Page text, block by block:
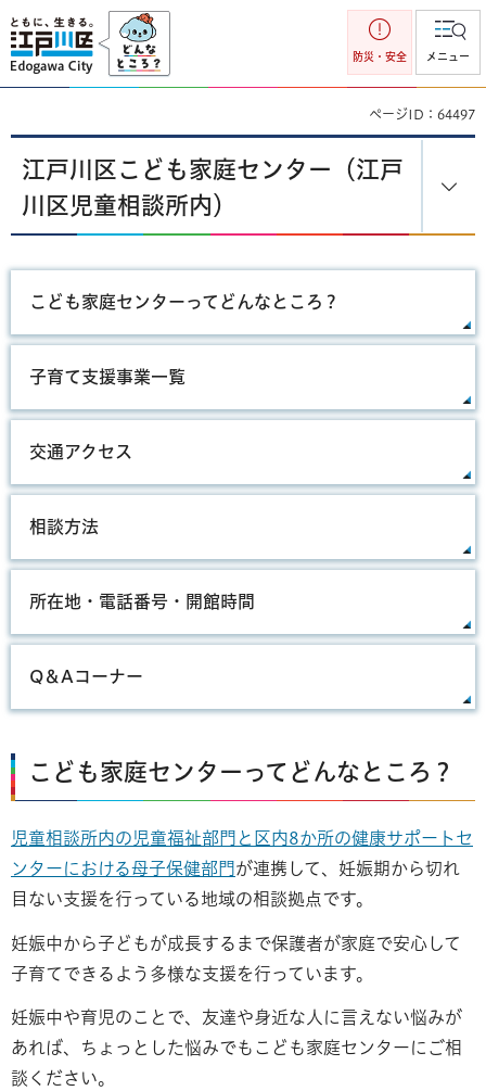
江戸川区
防災・安全 メニュー
ページID：64497
江戸川区こども家庭センター（江戸
川区児童相談所内）
こども家庭センターってどんなところ？
子育て支援事業一覧
交通アクセス
相談方法
所在地・電話番号・開館時間
Q＆Aコーナー
こども家庭センターってどんなところ？
児童相談所内の児童福祉部門と 区内8か所の健康サポートセ
ンターにおける母子保健部門が連携して、妊娠期から切れ
目ない支援を行っている地域の相談拠点です。
妊娠中から子どもが成長するまで保護者が家庭で安心して
子育てできるよう多様な支援を行っています。
妊娠中や育児のことで、友達や身近な人に言えない悩みが
あれば、ちょっとした悩みでもこども家庭センターにご相
談ください。